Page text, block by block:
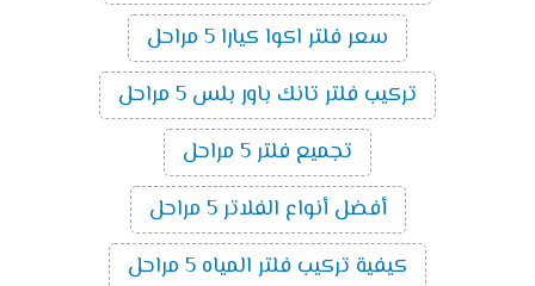
سعر فلتر اكوا كيارا 5 مراحل
تركيب فلتر تانك باور بلس 5 مراحل
تجميع فلتر 5 مراحل
أفضل أنواع الفلاتر 5 مراحل
كيفية تركيب فلتر المياه 5 مراحل